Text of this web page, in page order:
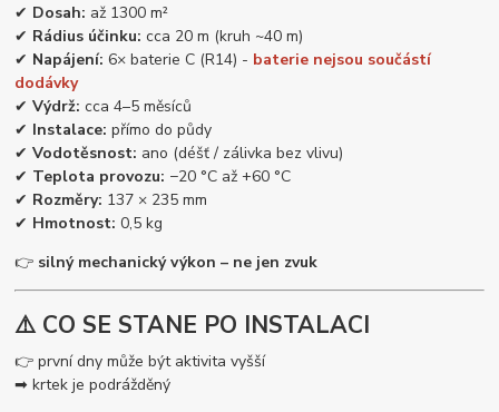
✔ Dosah: až 1300 m²
✔ Rádius účinku: cca 20 m (kruh ~40 m)
✔ Napájení: 6× baterie C (R14) - baterie nejsou součástí
dodávky
✔Výdrž: cca 4–5 měsíců
✔ Instalace: přímo do půdy
✔Vodotěsnost: ano (déšť / zálivka bez vlivu)
✔ Teplota provozu: −20 °C až +60 °C
✔ Rozměry: 137 × 235 mm
✔ Hmotnost: 0,5 kg
👉 silný mechanický výkon – ne jen zvuk
⚠️ CO SE STANE PO INSTALACI
👉 první dny může být aktivita vyšší
➡ krtek je podrážděný